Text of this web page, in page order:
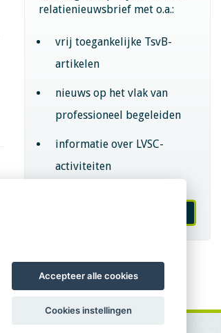
relatienieuwsbrief met o.a.:
vrij toegankelijke TsvB-
artikelen
nieuws op het vlak van
professioneel begeleiden
informatie over LVSC-
activiteiten
Accepteer alle cookies
Cookies instellingen